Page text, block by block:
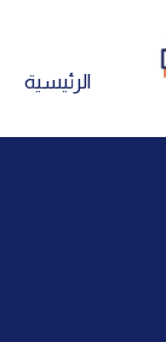
الرئيسية